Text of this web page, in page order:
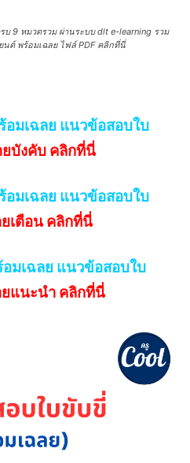
9 หมวดรวม ผ่านระบบ dlt e-learning รวม
ต์ พร้อมเฉลย ไฟล์ PDF คลิกที่นี่
มเฉลย แนวข้อสอบใบ
บังคับ คลิกที่นี่
มเฉลย แนวข้อสอบใบ
เตือน คลิกที่นี่
มเฉลย แนวข้อสอบใบ
แนะนำ คลิกที่นี่